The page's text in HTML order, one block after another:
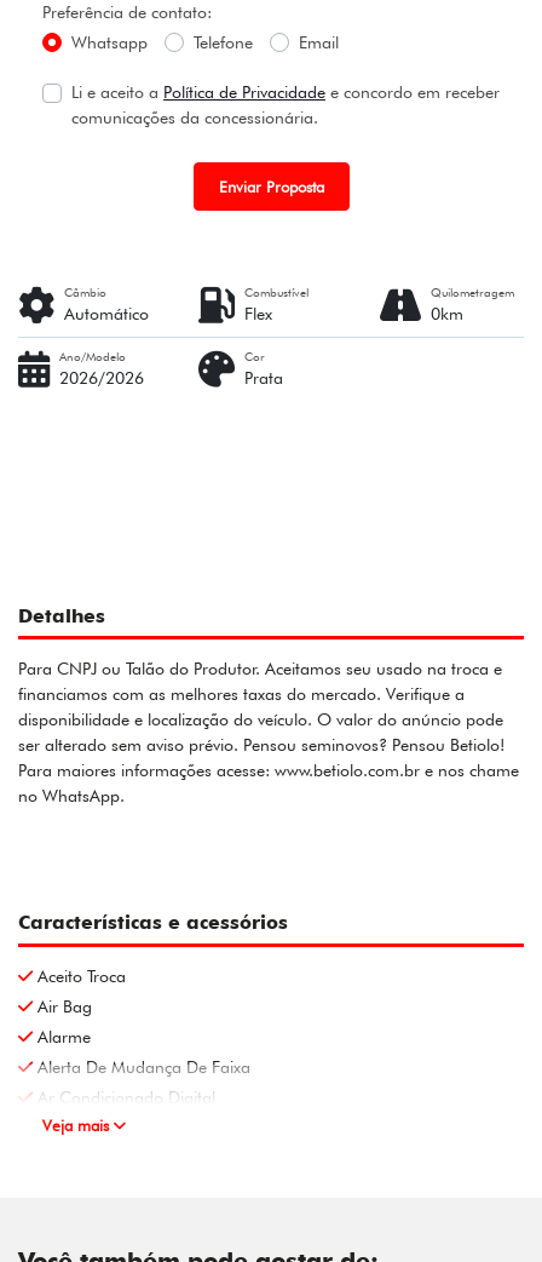
Preferência de contato:
Whatsapp
Telefone Email
Li e aceito a Política de Privacidade e concordo em receber
comunicações da concessionária.
Enviar Proposta
Câmbio
Automático
Combustível
Flex
Quilometragem
0km
Ano/Modelo
2026/2026
Cor
Prata
Detalhes
Para CNPJ ou Talão do Produtor. Aceitamos seu usado na troca e
financiamos com as melhores taxas do mercado. Verifique a
disponibilidade e localização do veículo. O valor do anúncio pode
ser alterado sem aviso prévio. Pensou seminovos? Pensou Betiolo!
Para maiores informações acesse: www.betiolo.com.br e nos chame
no WhatsApp.
Características e acessórios
Aceito Troca
Air Bag
Alarme
Alerta De Mudança De Faixa
Ar Condicionado Digital
Veja mais